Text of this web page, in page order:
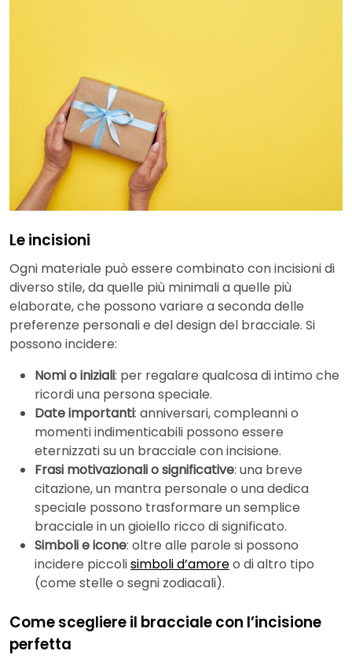
Le incisioni
Ogni materiale può essere combinato con incisioni di
diverso stile, da quelle più minimali a quelle più
elaborate, che possono variare a seconda delle
preferenze personali e del design del bracciale. Si
possono incidere:
Nomi o iniziali: per regalare qualcosa di intimo che
ricordi una persona speciale.
Date importanti: anniversari, compleanni o
momenti indimenticabili possono essere
eternizzati su un bracciale con incisione.
Frasi motivazionali o significative: una breve
citazione, un mantra personale o una dedica
speciale possono trasformare un semplice
bracciale in un gioiello ricco di significato.
Simboli e icone: oltre alle parole si possono
incidere piccolisimboli d’amoreo di altro tipo
(come stelle o segni zodiacali).
Come scegliere il bracciale con l’incisione
perfetta